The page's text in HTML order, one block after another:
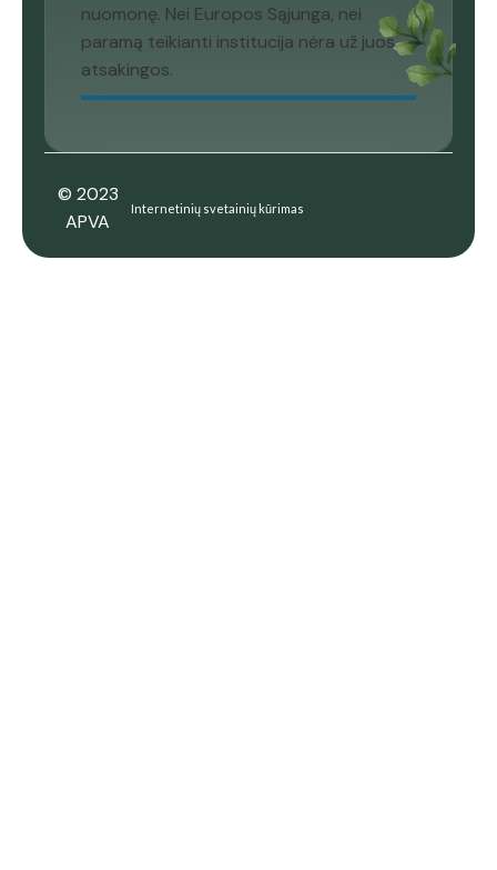
nuomonę. Nei Europos Sąjunga, nei
paramą teikianti institucija nėra už juos
atsakingos.
© 2023
APVA
Internetinių svetainių kūrimas